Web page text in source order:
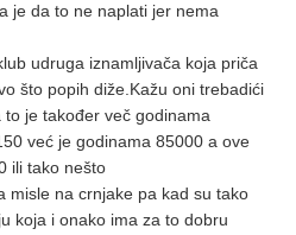
je da to ne naplati jer nema
udruga iznamljivača koja priča
što popih diže.Kažu oni trebadići
je također več godinama
već je godinama 85000 a ove
ili tako nešto
misle na crnjake pa kad su tako
koja i onako ima za to dobru